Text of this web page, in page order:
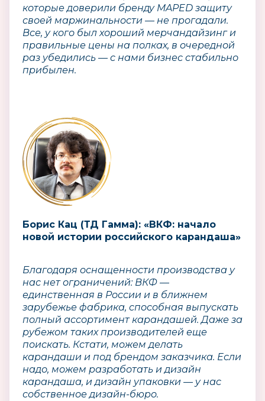
которые доверили бренду MAPED защиту
своей маржинальности — не прогадали.
Все, у кого был хороший мерчандайзинг и
правильные цены на полках, в очередной
раз убедились — с нами бизнес стабильно
прибылен.
Борис Кац (ТД Гамма): «ВКФ: начало
новой истории российского карандаша»
Благодаря оснащенности производства у
нас нет ограничений: ВКФ —
единственная в России и в ближнем
зарубежье фабрика, способная выпускать
полный ассортимент карандашей. Даже за
рубежом таких производителей еще
поискать. Кстати, можем делать
карандаши и под брендом заказчика. Если
надо, можем разработать и дизайн
карандаша, и дизайн упаковки — у нас
собственное дизайн-бюро.